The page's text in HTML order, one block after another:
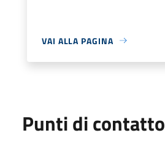
VAI ALLA PAGINA
Punti di contatto